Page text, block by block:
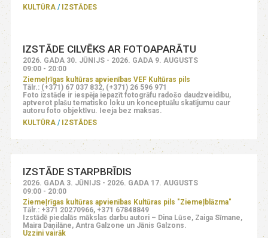
KULTŪRA
IZSTĀDES
IZSTĀDE CILVĒKS AR FOTOAPARĀTU
2026. GADA 30. JŪNIJS - 2026. GADA 9. AUGUSTS
09:00 - 20:00
Ziemeļrīgas kultūras apvienības VEF Kultūras pils
Tālr.: (+371) 67 037 832, (+371) 26 596 971
Foto izstāde ir iespēja iepazīt fotogrāfu radošo daudzveidību,
aptverot plašu tematisko loku un konceptuālu skatījumu caur
autoru foto objektīvu. Ieeja bez maksas.
KULTŪRA
IZSTĀDES
IZSTĀDE STARPBRĪDIS
2026. GADA 3. JŪNIJS - 2026. GADA 17. AUGUSTS
09:00 - 20:00
Ziemeļrīgas kultūras apvienības Kultūras pils "Ziemeļblāzma"
Tālr.: +371 20270966, +371 67848849
Izstādē piedalās mākslas darbu autori – Dina Lūse, Zaiga Sīmane,
Maira Daņilāne, Antra Galzone un Jānis Galzons.
Uzzini vairāk